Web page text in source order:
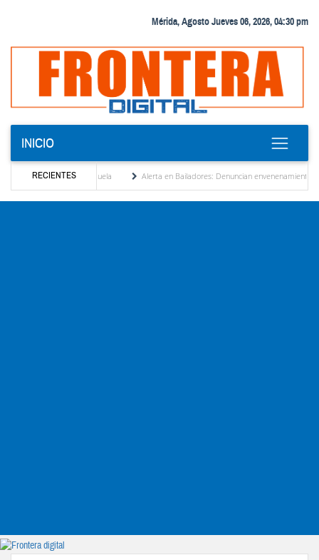
Mérida, Agosto Jueves 06, 2026, 04:30 pm
INICIO
RECIENTES
de Venezuela
Alerta en Bailadores: Denuncian envenenamiento de